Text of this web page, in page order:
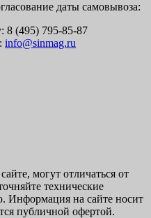
даты самовывоза:
8 (495) 795-85-87
info@sinmag.ru
могут отличаться от
технические
Информация на сайте носит
публичной офертой.